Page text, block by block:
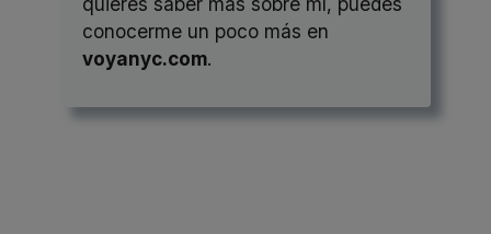
conocerme un poco más en
voyanyc.com.